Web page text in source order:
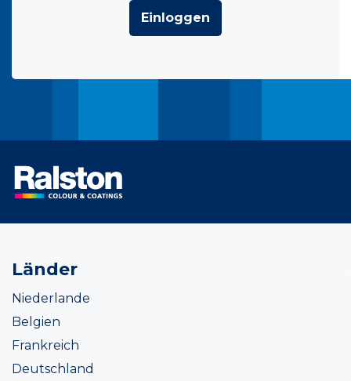
Einloggen
Länder
Niederlande
Belgien
Frankreich
Deutschland